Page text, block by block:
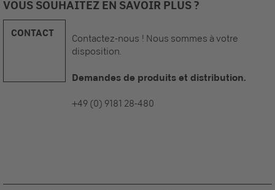
VOUS SOUHAITEZ EN SAVOIR PLUS ?
CONTACT
Contactez-nous ! Nous sommes à votre
disposition.
Demandes de produits et distribution.
+49 (0) 9181 28-480